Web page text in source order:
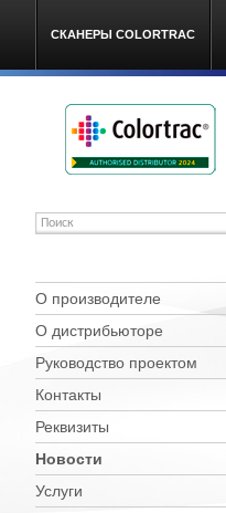
СКАНЕРЫ COLORTRAC
О производителе
О дистрибьюторе
Руководство проектом
Контакты
Реквизиты
Новости
Услуги